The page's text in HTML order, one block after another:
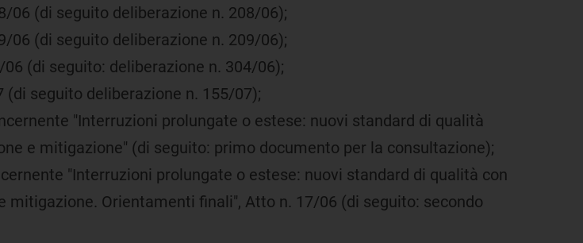
06 (di seguito deliberazione n. 208/06);
06 (di seguito deliberazione n. 209/06);
(di seguito: deliberazione n. 304/06);
seguito deliberazione n. 155/07);
"Interruzioni prolungate o estese: nuovi standard di qualità
e mitigazione" (di seguito: primo documento per la consultazione);
"Interruzioni prolungate o estese: nuovi standard di qualità con
Orientamenti finali", Atto n. 17/06 (di seguito: secondo